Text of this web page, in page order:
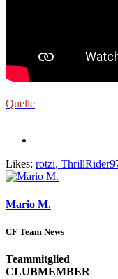
Quelle
Likes: rotzi,
Mario M.
CF Team News
Teammitglied
CLUBMEMBER